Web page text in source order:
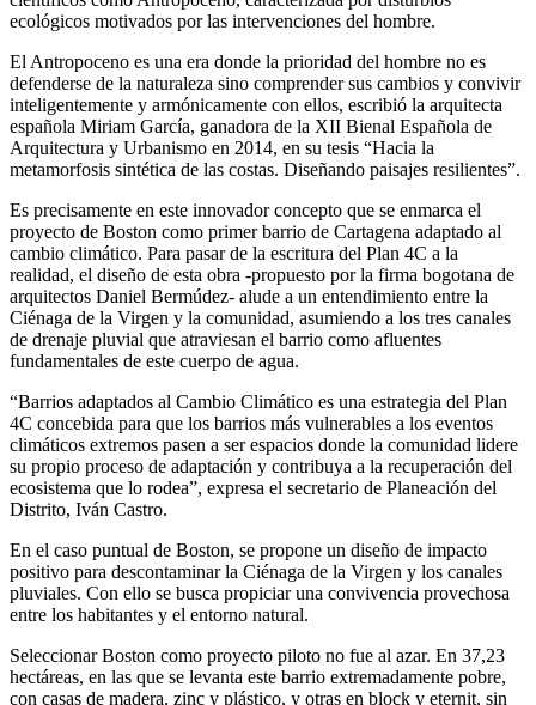
ecológicos motivados por las intervenciones del hombre.
El Antropoceno es una era donde la prioridad del hombre no es
defenderse de la naturaleza sino comprender sus cambios y convivir
inteligentemente y armónicamente con ellos, escribió la arquitecta
española Miriam García, ganadora de la XII Bienal Española de
Arquitectura y Urbanismo en 2014, en su tesis “Hacia la
metamorfosis sintética de las costas. Diseñando paisajes resilientes”.
Es precisamente en este innovador concepto que se enmarca el
proyecto de Boston como primer barrio de Cartagena adaptado al
cambio climático. Para pasar de la escritura del Plan 4C a la
realidad, el diseño de esta obra -propuesto por la firma bogotana de
arquitectos Daniel Bermúdez- alude a un entendimiento entre la
Ciénaga de la Virgen y la comunidad, asumiendo a los tres canales
de drenaje pluvial que atraviesan el barrio como afluentes
fundamentales de este cuerpo de agua.
“Barrios adaptados al Cambio Climático es una estrategia del Plan
4C concebida para que los barrios más vulnerables a los eventos
climáticos extremos pasen a ser espacios donde la comunidad lidere
su propio proceso de adaptación y contribuya a la recuperación del
ecosistema que lo rodea”, expresa el secretario de Planeación del
Distrito, Iván Castro.
En el caso puntual de Boston, se propone un diseño de impacto
positivo para descontaminar la Ciénaga de la Virgen y los canales
pluviales. Con ello se busca propiciar una convivencia provechosa
entre los habitantes y el entorno natural.
Seleccionar Boston como proyecto piloto no fue al azar. En 37,23
hectáreas, en las que se levanta este barrio extremadamente pobre,
con casas de madera, zinc y plástico, y otras en block y eternit, sin